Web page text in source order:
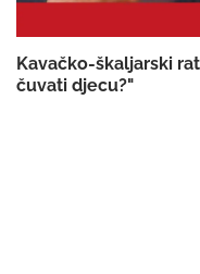
Kavačko-škaljarski
čuvati djecu?"